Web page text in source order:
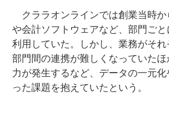
クララオンラインでは創業当時か
や会計ソフトウェアなど、部門ご
利用していた。しかし、業務がそ
部門間の連携が難しくなっていた
力が発生するなど、データの一元
った課題を抱えていたという。